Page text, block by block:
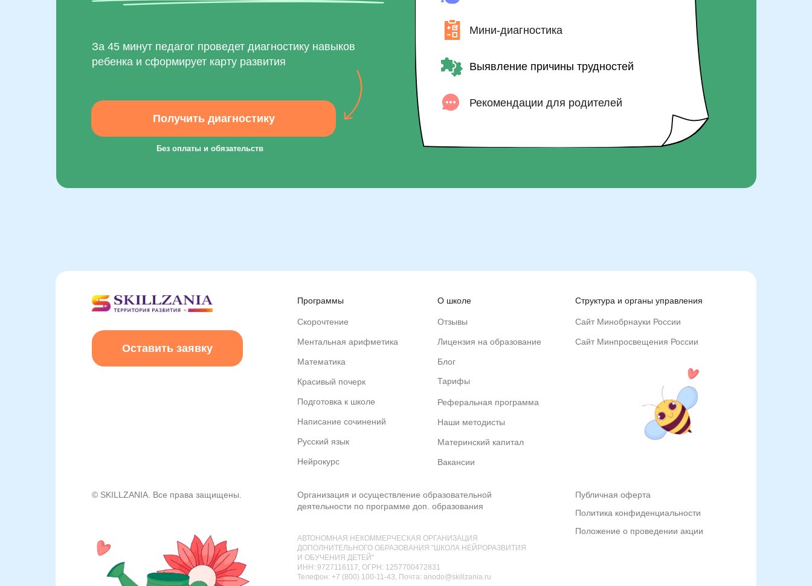
За 45 минут педагог проведет диагностику навыков
ребенка и сформирует карту развития
Без оплаты и обязательств
Получить диагностику
Мини-диагностика
Выявление причины трудностей
Рекомендации для родителей
Политика конфиденциальности
Оставить заявку
Скорочтение
Ментальная арифметика
Математика
Красивый почерк
Подготовка к школе
Написание сочинений
Русский язык
Нейрокурс
Положение о проведении акции
Отзывы
Лицензия на образование
Блог
Тарифы
Реферальная программа
Наши методисты
Материнский капитал
Вакансии
Программы О школе Структура и органы управления
© SKILLZANIA. Все права защищены.
Организация и осуществление образовательной
деятельности по программе доп. образования
АВТОНОМНАЯ НЕКОММЕРЧЕСКАЯ ОРГАНИЗАЦИЯ
ДОПОЛНИТЕЛЬНОГО ОБРАЗОВАНИЯ "ШКОЛА НЕЙРОРАЗВИТИЯ
И ОБУЧЕНИЯ ДЕТЕЙ"
ИНН: 9727116117, ОГРН: 1257700472831
Телефон: +7 (800) 100-11-43, Почта: anodo@skillzania.ru
Сайт Минобрнауки России
Сайт Минпросвещения России
Публичная оферта